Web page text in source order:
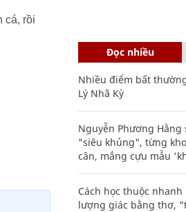
cá, rồi
Đọc nhiều
Nhiều điểm bất
Lý Nhã Kỳ
Nguyễn Phương
"siêu khủng", từng
cân, mắng cựu mẫu
Cách học thuộc
lượng giác bằng thơ,